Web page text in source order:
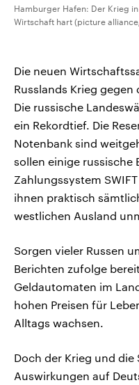
Hamburger Hafen: Der Krieg
Wirtschaft hart (picture
Die neuen
Russlands Krieg gegen
Die russische
ein Rekordtief. Die
Notenbank sind
sollen einige russische
Zahlungssystem
ihnen praktisch
westlichen Ausland
Sorgen vieler Russen
Berichten zufolge
Geldautomaten im
hohen Preisen für
Alltags wachsen.
Doch der Krieg und
Auswirkungen auf